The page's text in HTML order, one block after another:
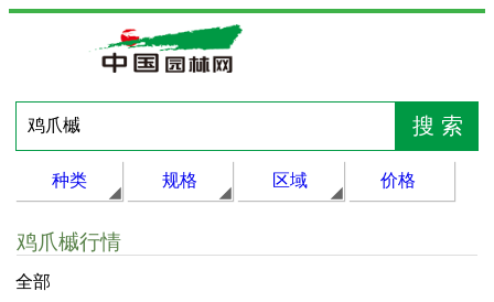
种类 规格 区域 价格
鸡爪槭行情
全部